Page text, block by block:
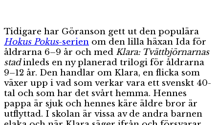
Tidigare har Göranson gett ut den populära
Hokus Pokus-serien om den lilla häxan Ida för
åldrarna 6–9 år och med Klara: Tvättbjörnarnas
stadinleds en ny planerad trilogi för åldrarna
9–12 år. Den handlar om Klara, en flicka som
växer upp i vad som verkar vara ett svenskt 40-
tal och som har det svårt hemma. Hennes
pappa är sjuk och hennes käre äldre bror är
utflyttad. I skolan är vissa av de andra barnen